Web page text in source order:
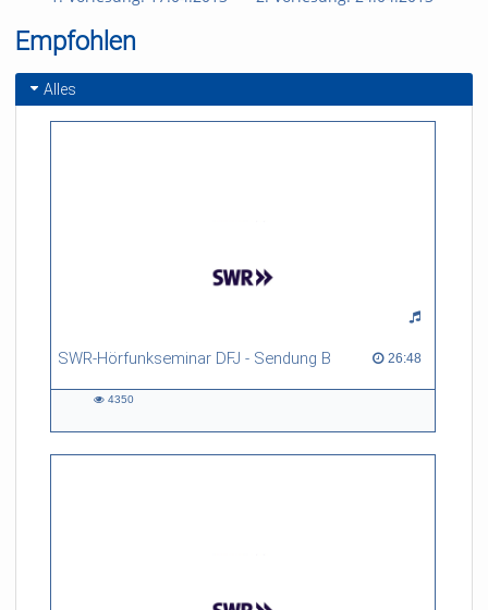
Empfohlen
Alles
SWR-Hörfunkseminar DFJ - Sendung B 26:48
26:48 duration
4350